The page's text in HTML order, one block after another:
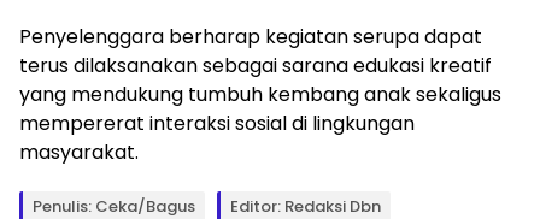
Penyelenggara berharap kegiatan serupa dapat
terus dilaksanakan sebagai sarana edukasi kreatif
yang mendukung tumbuh kembang anak sekaligus
mempererat interaksi sosial di lingkungan
masyarakat.
Penulis: Ceka/Bagus Editor: Redaksi Dbn